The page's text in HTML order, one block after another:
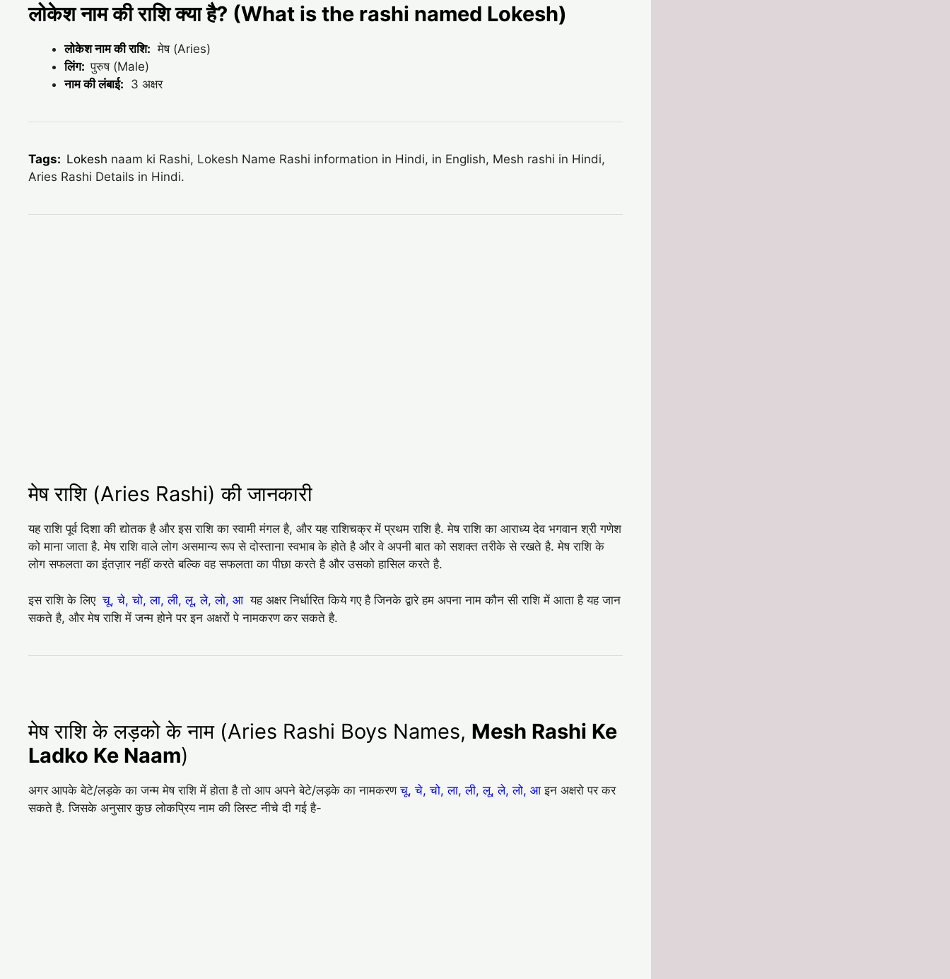
लोकेश नाम की राशि क्या है? (What is the rashi named Lokesh)
लोकेश नाम की राशि: मेष (Aries)
लिंग: पुरुष (Male)
नाम की लंबाई: 3 अक्षर
Tags: Lokesh naam ki Rashi, Lokesh Name Rashi information in Hindi, in English, Mesh rashi in Hindi,
Aries Rashi Details in Hindi.
मेष राशि (Aries Rashi) की जानकारी
यह राशि पूर्व दिशा की द्योतक है और इस राशि का स्वामी मंगल है, और यह राशिचक्र में प्रथम राशि है. मेष राशि का आराध्य देव भगवान श्री गणेश
को माना जाता है. मेष राशि वाले लोग असमान्य रूप से दोस्ताना स्वभाब के होते है और वे अपनी बात को सशक्त तरीके से रखते है. मेष राशि के
लोग सफलता का इंतज़ार नहीं करते बल्कि वह सफलता का पीछा करते है और उसको हासिल करते है.
इस राशि के लिएचू, चे, चो, ला, ली, लू, ले, लो, आयह अक्षर निर्धारित किये गए है जिनके द्वारे हम अपना नाम कौन सी राशि में आता है यह जान
सकते है, और मेष राशि में जन्म होने पर इन अक्षरों पे नामकरण कर सकते है.
मेष राशि के लड़को के नाम (Aries Rashi Boys Names, Mesh Rashi Ke
Ladko Ke Naam)
अगर आपके बेटे/लड़के का जन्म मेष राशि में होता है तो आप अपने बेटे/लड़के का नामकरणचू, चे, चो, ला, ली, लू, ले, लो, आइन अक्षरो पर कर
सकते है. जिसके अनुसार कुछ लोकप्रिय नाम की लिस्ट नीचे दी गई है-